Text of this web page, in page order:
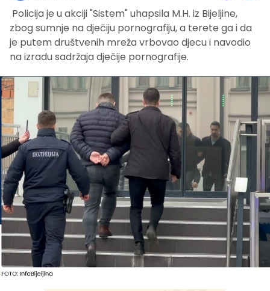
Policija je u akciji "Sistem" uhapsila M.H. iz Bijeljine,
zbog sumnje na dječiju pornografiju, a terete ga i da
je putem društvenih mreža vrbovao djecu i navodio
na izradu sadržaja dječije pornografije.